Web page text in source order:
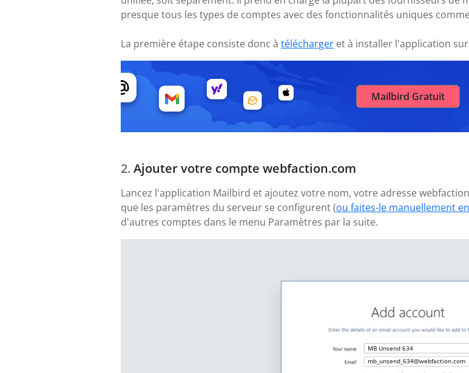
presque tous les types de comptes avec des fonctionnalités uniques
La première étape consiste donc à télécharger et à installer l'application
Mailbird Gratuit
Ajouter votre compte webfaction.com
Lancez l'application Mailbird et ajoutez votre nom, votre adresse
que les paramètres du serveur se configurent (ou faites-le manuellement
d'autres comptes dans le menu Paramètres par la suite.
MB Unsend 634
mb_unsend_634@webfaction.com